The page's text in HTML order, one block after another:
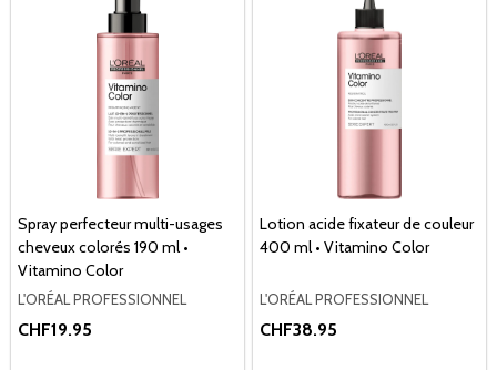
Spray perfecteur multi-usages
cheveux colorés 190 ml •
Vitamino Color
L'ORÉAL PROFESSIONNEL
CHF19.95
Lotion acide fixateur de couleur
400 ml • Vitamino Color
L'ORÉAL PROFESSIONNEL
CHF38.95